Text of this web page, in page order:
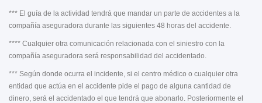
*** El guía de la actividad tendrá que mandar un parte de accidentes a la
compañía aseguradora durante las siguientes 48 horas del accidente.
**** Cualquier otra comunicación relacionada con el siniestro con la
compañía aseguradora será responsabilidad del accidentado.
*** Según donde ocurra el incidente, si el centro médico o cualquier otra
entidad que actúa en el accidente pide el pago de alguna cantidad de
dinero, será el accidentado el que tendrá que abonarlo. Posteriormente el